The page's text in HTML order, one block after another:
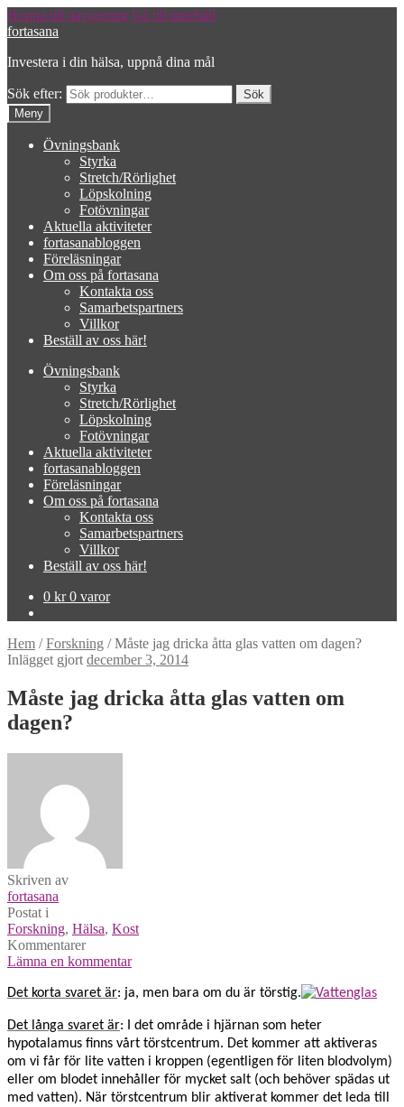
Hoppa till navigering Gå till innehåll
fortasana
Investera i din hälsa, uppnå dina mål
Sök efter:
Meny
Övningsbank
Styrka
Stretch/Rörlighet
Löpskolning
Fotövningar
Aktuella aktiviteter
fortasanabloggen
Föreläsningar
Om oss på fortasana
Kontakta oss
Samarbetspartners
Villkor
Beställ av oss här!
Övningsbank
Styrka
Stretch/Rörlighet
Löpskolning
Fotövningar
Aktuella aktiviteter
fortasanabloggen
Föreläsningar
Om oss på fortasana
Kontakta oss
Samarbetspartners
Villkor
Beställ av oss här!
0 kr 0 varor
Hem /Forskning /Måste jag dricka åtta glas vatten om dagen?
Inlägget gjort december 3, 2014
Måste jag dricka åtta glas vatten om
dagen?
Skriven av
fortasana
Postat i
Forskning, Hälsa, Kost
Kommentarer
Lämna en kommentar
Det korta svaret är: ja, men bara om du är törstig.
Det långa svaret är: I det område i hjärnan som heter
hypotalamus finns vårt törstcentrum. Det kommer att aktiveras
om vi får för lite vatten i kroppen (egentligen för liten blodvolym)
eller om blodet innehåller för mycket salt (och behöver spädas ut
med vatten). När törstcentrum blir aktiverat kommer det leda till